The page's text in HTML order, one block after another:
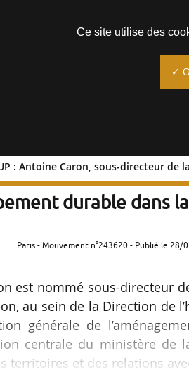
: Antoine Caron, sous-directeur
Caron, sous-
durable dans
Paris - Mouvement n°243620 - Publié le 28/
est nommé sous-directeur
au sein de la Direction de
générale de
centrale du ministère
territoires et des relations
Ce site utilise des
✓